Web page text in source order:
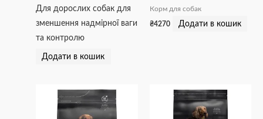
Для дорослих собак для
зменшення надмірної ваги
та контролю
Додати в кошик
Корм для собак
₴4270 Додати в кошик